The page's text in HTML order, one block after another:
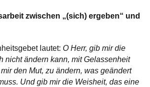
zwischen „(sich) ergeben“ und
lautet: O Herr, gib mir die
nicht ändern kann, mit Gelassenheit
den Mut, zu ändern, was geändert
Und gib mir die Weisheit, das eine